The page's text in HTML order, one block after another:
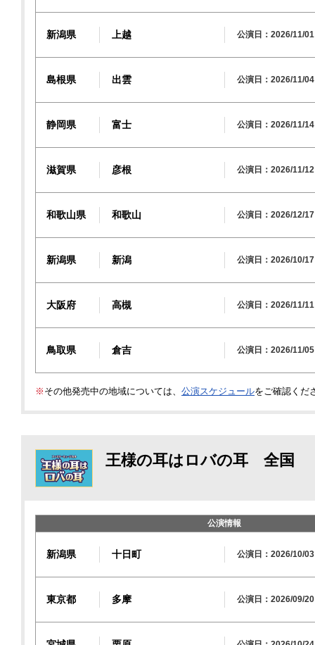
新潟県 上越 公演日：2026/11/01
島根県 出雲 公演日：2026/11/04
静岡県 富士 公演日：2026/11/14
滋賀県 彦根 公演日：2026/11/12
和歌山県 和歌山 公演日：2026/12/17
新潟県 新潟 公演日：2026/10/
大阪府 高槻 公演日：2026/11/11
鳥取県 倉吉 公演日：2026/11/05
※ その他発売中の地域については、 公演スケジュールをご確認くだ
王様の耳はロバの耳 全国
公演情報
新潟県 十日町 公演日：2026/10/03
東京都 多摩 公演日：2026/09/20